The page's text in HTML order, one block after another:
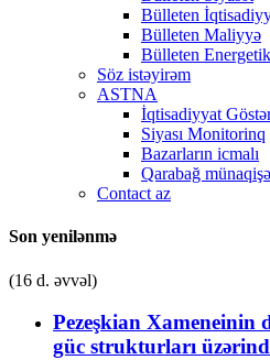
Bülleten
Bülleten Maliyyə
Bülleten
Söz istəyirəm
ASTNA
İqtisadiyyat
Siyası Monitorinq
Bazarların icmalı
Qarabağ
Contact az
Son yenilənmə
(16 d. əvvəl)
Pezeşkian Xameneinin
güc strukturları